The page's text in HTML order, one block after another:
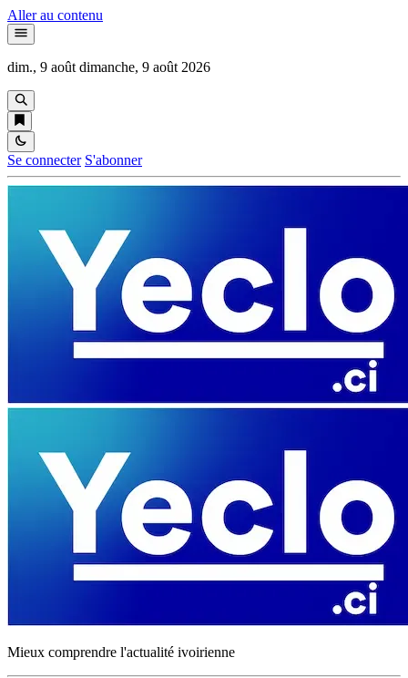
Aller au contenu
dim., 9 août dimanche, 9 août 2026
Se connecter S'abonner
Mieux comprendre l'actualité ivoirienne